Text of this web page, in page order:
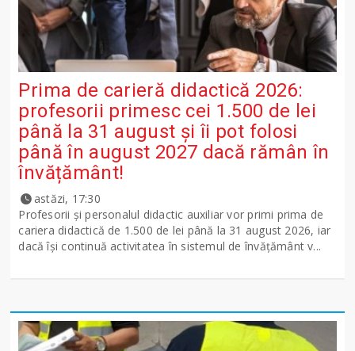
Prima de carieră didactică 2026:
profesorii primesc cei 1.500 de lei
până la 31 august și îi pot folosi
până în august 2027 dacă rămân în
învățământ!
astăzi, 17:30
Profesorii și personalul didactic auxiliar vor primi prima de
cariera didactică de 1.500 de lei până la 31 august 2026, iar
dacă își continuă activitatea în sistemul de învățământ v...